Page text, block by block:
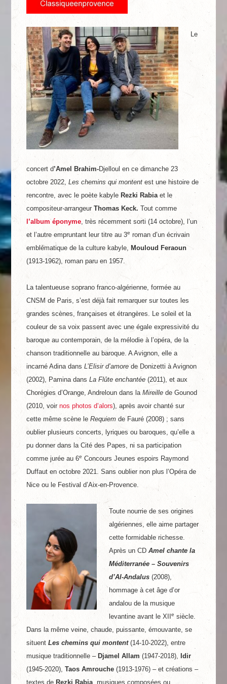
Le
concert d’Amel Brahim-Djelloul en ce dimanche 23
octobre 2022,Les chemins qui montent est une histoire de
rencontre, avec le poète kabyle Rezki Rabiaet le
compositeur-arrangeur Thomas Keck.Tout comme
l’album éponyme, très récemment sorti (14 octobre), l’un
et l’autre empruntant leur titre au 3e roman d’un écrivain
emblématique de la culture kabyle, Mouloud Feraoun
(1913-1962), roman paru en 1957.
La talentueuse soprano franco-algérienne, formée au
CNSM de Paris, s’est déjà fait remarquer sur toutes les
grandes scènes, françaises et étrangères. Le soleil et la
couleur de sa voix passent avec une égale expressivité du
baroque au contemporain, de la mélodie à l’opéra, de la
chanson traditionnelle au baroque. A Avignon, elle a
incarné Adina dansL’Elisir d’amorede Donizetti à Avignon
(2002), Pamina dansLa Flûte enchantée (2011), et aux
Chorégies d’Orange, Andreloun dans laMireille de Gounod
(2010, voirnos photos d’alors), après avoir chanté sur
cette même scène leRequiem de Fauré (2008) ; sans
oublier plusieurs concerts, lyriques ou baroques, qu’elle a
pu donner dans la Cité des Papes, ni sa participation
comme jurée au 6e Concours Jeunes espoirs Raymond
Duffaut en octobre 2021. Sans oublier non plus l’Opéra de
Nice ou le Festival d’Aix-en-Provence.
Toute nourrie de ses origines
algériennes, elle aime partager
cette formidable richesse.
Après un CDAmel chante la
Méditerranée – Souvenirs
d’Al-Andalus (2008),
hommage à cet âge d’or
andalou de la musique
levantine avant le XIIe siècle.
Dans la même veine, chaude, puissante, émouvante, se
situentLes chemins qui montent(14-10-2022), entre
musique traditionnelle – Djamel Allam(1947-2018), Idir
(1945-2020),Taos Amrouche (1913-1976) – et créations –
textes de Rezki Rabia , musiques composées ou